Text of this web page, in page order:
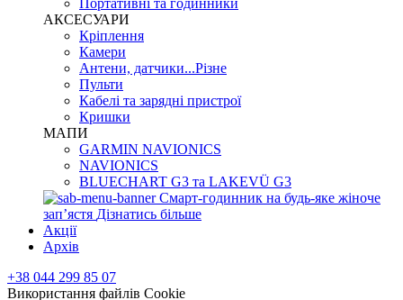
АКСЕСУАРИ
Кріплення
Камери
Антени, датчики...Різне
Пульти
Кабелі та зарядні пристрої
Кришки
МАПИ
GARMIN NAVIONICS
NAVIONICS
BLUECHART G3 та LAKEVÜ G3
Смарт-годинник на будь-яке жіноче
запʼястя Дізнатись більше
Акції
Архів
+38 044 299 85 07
Використання файлів Cookie